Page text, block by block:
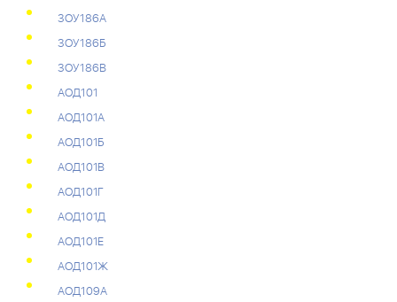
3ОУ186А
3ОУ186Б
3ОУ186В
АОД101
АОД101А
АОД101Б
АОД101В
АОД101Г
АОД101Д
АОД101Е
АОД101Ж
АОД109А